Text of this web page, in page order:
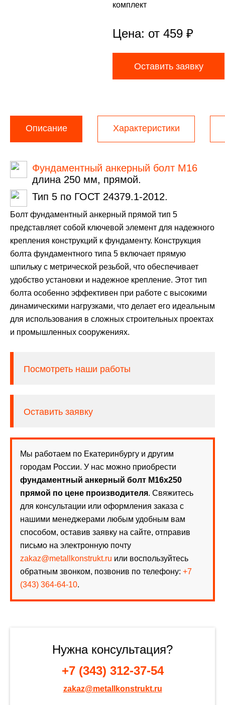
комплект
Цена: от 459 ₽
Оставить заявку
Описание Характеристики
Фундаментный анкерный болт М16
длина 250 мм, прямой.
Тип 5 по ГОСТ 24379.1-2012.
Болт фундаментный анкерный прямой тип 5
представляет собой ключевой элемент для надежного
крепления конструкций к фундаменту. Конструкция
болта фундаментного типа 5 включает прямую
шпильку с метрической резьбой, что обеспечивает
удобство установки и надежное крепление. Этот тип
болта особенно эффективен при работе с высокими
динамическими нагрузками, что делает его идеальным
для использования в сложных строительных проектах
и промышленных сооружениях.
Посмотреть наши работы
Оставить заявку
Мы работаем по Екатеринбургу и другим
городам России. У нас можно приобрести
фундаментный анкерный болт М16х250
прямой по цене производителя. Свяжитесь
для консультации или оформления заказа с
нашими менеджерами любым удобным вам
способом, оставив заявку на сайте, отправив
письмо на электронную почту
zakaz@metallkonstrukt.ru или воспользуйтесь
обратным звонком, позвонив по телефону: +7
(343) 364-64-10.
Нужна консультация?
+7 (343) 312-37-54
zakaz@metallkonstrukt.ru